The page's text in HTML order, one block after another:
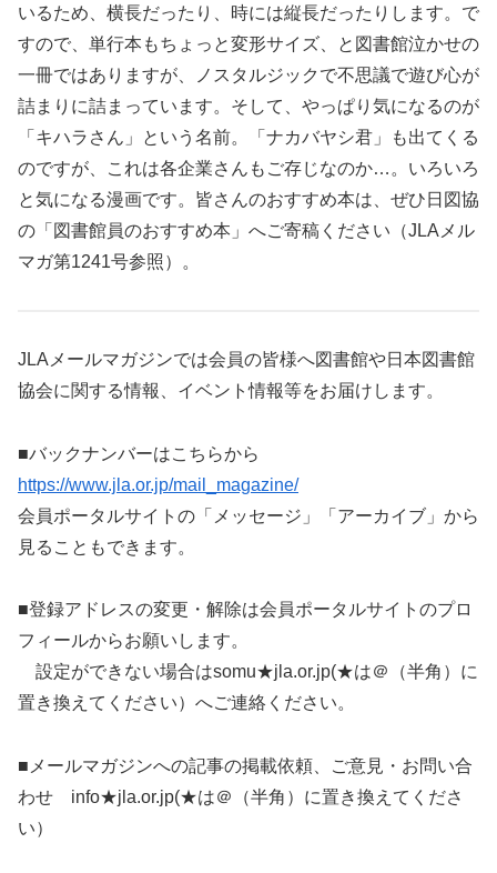
いるため、横長だったり、時には縦長だったりします。で
すので、単行本もちょっと変形サイズ、と図書館泣かせの
一冊ではありますが、ノスタルジックで不思議で遊び心が
詰まりに詰まっています。そして、やっぱり気になるのが
「キハラさん」という名前。「ナカバヤシ君」も出てくる
のですが、これは各企業さんもご存じなのか…。いろいろ
と気になる漫画です。皆さんのおすすめ本は、ぜひ日図協
の「図書館員のおすすめ本」へご寄稿ください（JLAメル
マガ第1241号参照）。
JLAメールマガジンでは会員の皆様へ図書館や日本図書館
協会に関する情報、イベント情報等をお届けします。
■バックナンバーはこちらから
https://www.jla.or.jp/mail_magazine/
会員ポータルサイトの「メッセージ」「アーカイブ」から
見ることもできます。
■登録アドレスの変更・解除は会員ポータルサイトのプロ
フィールからお願いします。
設定ができない場合はsomu★jla.or.jp(★は＠（半角）に
置き換えてください）へご連絡ください。
■メールマガジンへの記事の掲載依頼、ご意見・お問い合
わせ info★jla.or.jp(★は＠（半角）に置き換えてくださ
い）